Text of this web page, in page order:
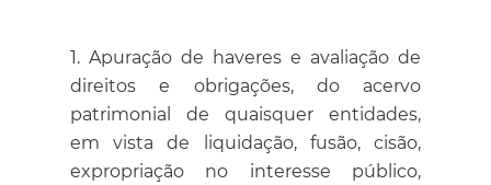
Apuração de haveres e avaliação de
direitos e obrigações, do acervo
patrimonial de quaisquer entidades,
em vista de liquidação, fusão, cisão,
expropriação no interesse público,